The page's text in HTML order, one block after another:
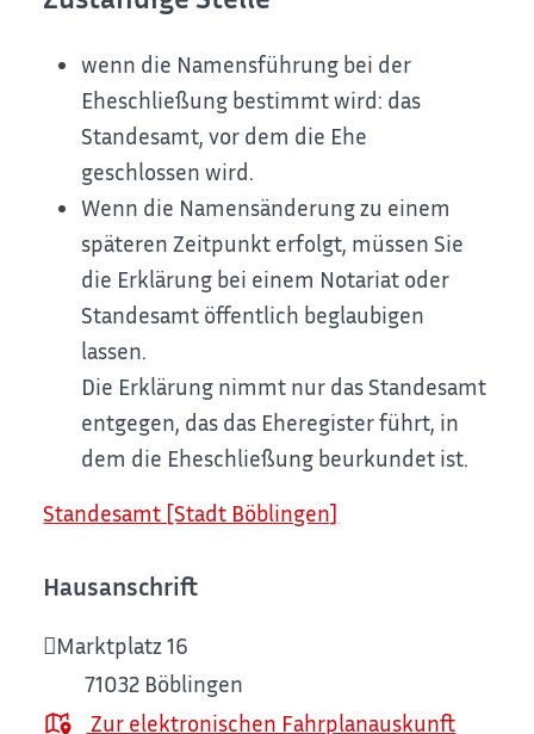
wenn die Namensführung bei der
Eheschließung bestimmt wird: das
Standesamt, vor dem die Ehe
geschlossen wird.
Wenn die Namensänderung zu einem
späteren Zeitpunkt erfolgt, müssen Sie
die Erklärung bei einem Notariat oder
Standesamt öffentlich beglaubigen
lassen.
Die Erklärung nimmt nur das Standesamt
entgegen, das das Eheregister führt, in
dem die Eheschließung beurkundet ist.
Standesamt [Stadt Böblingen]
Hausanschrift
Marktplatz 16
71032 Böblingen
Zur elektronischen Fahrplanauskunft